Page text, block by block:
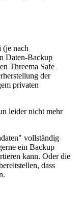
(je nach
Daten-Backup
Threema Safe
der
privaten
leider nicht mehr
vollständig
ein Backup
kann. Oder die
dass